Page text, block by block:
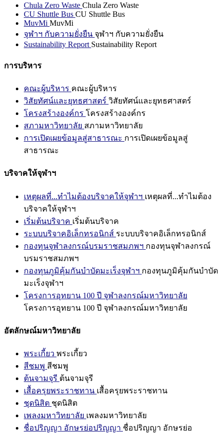
Chula Zero Waste Chula Zero Waste
CU Shuttle Bus CU Shuttle Bus
MuvMi MuvMi
จุฬาฯ กับความยั่งยืน จุฬาฯ กับความยั่งยืน
Sustainability Report Sustainability Report
การบริหาร
คณะผู้บริหาร คณะผู้บริหาร
วิสัยทัศน์และยุทธศาสตร์ วิสัยทัศน์และยุทธศาสตร์
โครงสร้างองค์กร โครงสร้างองค์กร
สภามหาวิทยาลัย สภามหาวิทยาลัย
การเปิดเผยข้อมูลสู่สาธารณะ การเปิดเผยข้อมูลสู่
สาธารณะ
บริจาคให้จุฬาฯ
เหตุผลที่...ทำไมต้องบริจาคให้จุฬาฯ เหตุผลที่...ทำไมต้อง
บริจาคให้จุฬาฯ
เริ่มต้นบริจาค เริ่มต้นบริจาค
ระบบบริจาคอิเล็กทรอนิกส์ ระบบบริจาคอิเล็กทรอนิกส์
กองทุนจุฬาลงกรณ์บรมราชสมภพฯ กองทุนจุฬาลงกรณ์
บรมราชสมภพฯ
กองทุนภูมิคุ้มกันบำบัดมะเร็งจุฬาฯ กองทุนภูมิคุ้มกันบำบัด
มะเร็งจุฬาฯ
โครงการอุทยาน 100 ปี จุฬาลงกรณ์มหาวิทยาลัย
โครงการอุทยาน 100 ปี จุฬาลงกรณ์มหาวิทยาลัย
อัตลักษณ์มหาวิทยาลัย
พระเกี้ยว พระเกี้ยว
สีชมพู สีชมพู
ต้นจามจุรี ต้นจามจุรี
เสื้อครุยพระราชทาน เสื้อครุยพระราชทาน
ชุดนิสิต ชุดนิสิต
เพลงมหาวิทยาลัย เพลงมหาวิทยาลัย
ชื่อปริญญา อักษรย่อปริญญา ชื่อปริญญา อักษรย่อ